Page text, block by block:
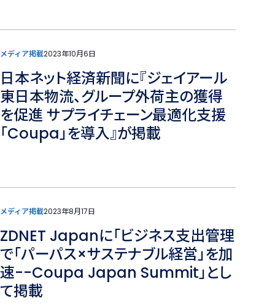
メディア掲載2023年10月6日
日本ネット経済新聞に『ジェイアール
東日本物流、グループ外荷主の獲得
を促進 サプライチェーン最適化支援
「Coupa」を導入』が掲載
メディア掲載2023年8月17日
ZDNET Japanに「ビジネス支出管理
で「パーパス×サステナブル経営」を加
速--Coupa Japan Summit」とし
て掲載